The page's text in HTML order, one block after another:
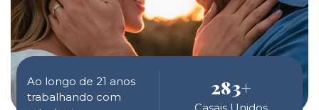
Ao longo de 21 anos
trabalhando com
283+